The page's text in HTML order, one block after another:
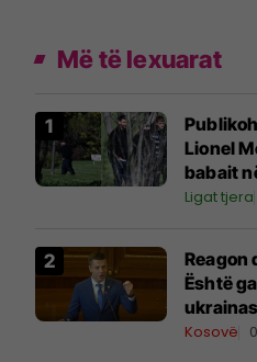
Më të lexuarat
Lionel
babait
Ligat tjera
Reagon
Është
Kosovë